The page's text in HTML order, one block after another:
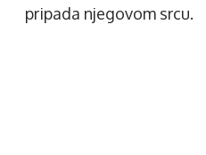
pripada njegovom srcu.